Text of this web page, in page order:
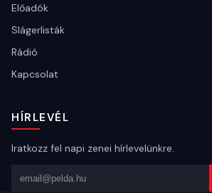
Előadók
Slágerlisták
Rádió
Kapcsolat
HÍRLEVÉL
Iratkozz fel napi zenei hírlevelünkre.
Email cím